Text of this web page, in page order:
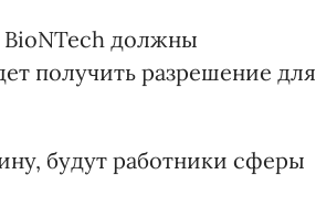
BioNTech должны
получить разрешение для
будут работники сферы